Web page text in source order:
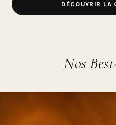
DÉCOUVRIR LA
Nos